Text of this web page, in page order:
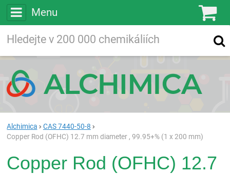
Menu
Vyhledávání
Alchimica
CAS 7440-50-8
Copper Rod (OFHC) 12.7 mm diameter , 99.95+% (1 x 200 mm)
Copper Rod (OFHC) 12.7